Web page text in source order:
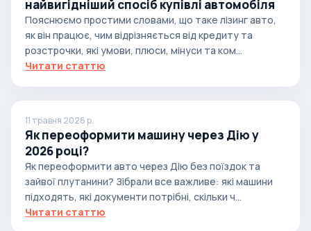
найвигідніший спосіб купівлі автомобіля
Пояснюємо простими словами, що таке лізинг авто,
як він працює, чим відрізняється від кредиту та
розстрочки, які умови, плюси, мінуси та ком...
Читати статтю
11 травня 2026 р.
Як переоформити машину через Дію у
2026 році?
Як переоформити авто через Дію без поїздок та
зайвої плутанини? Зібрали все важливе: які машини
підходять, які документи потрібні, скільки ч...
Читати статтю